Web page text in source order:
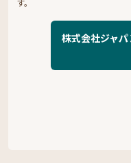
す。
株式会社ジャ